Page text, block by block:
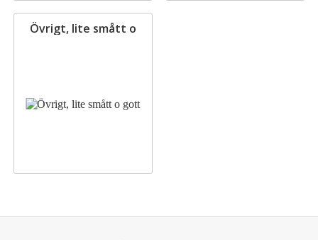
Övrigt, lite smått o